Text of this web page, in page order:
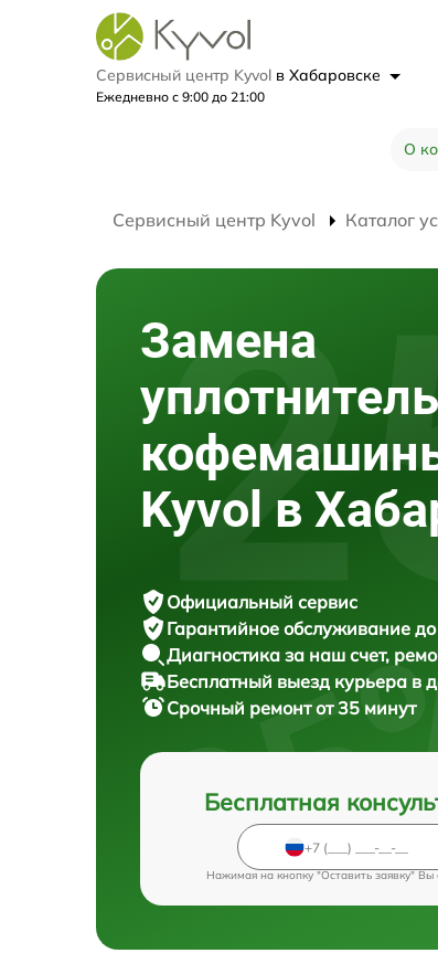
Сервисный центр Kyvol в Хабаровске
Ежедневно с 9:00 до 21:00
О
Сервисный центр Kyvol Каталог
Замена
Kyvol в
Официальный сервис
Гарантийное обслуживание
Диагностика за наш счет,
Бесплатный выезд курьера в
Срочный ремонтот 35 минут
Бесплатная
Нажимая на кнопку "Оставить заявку" Вы